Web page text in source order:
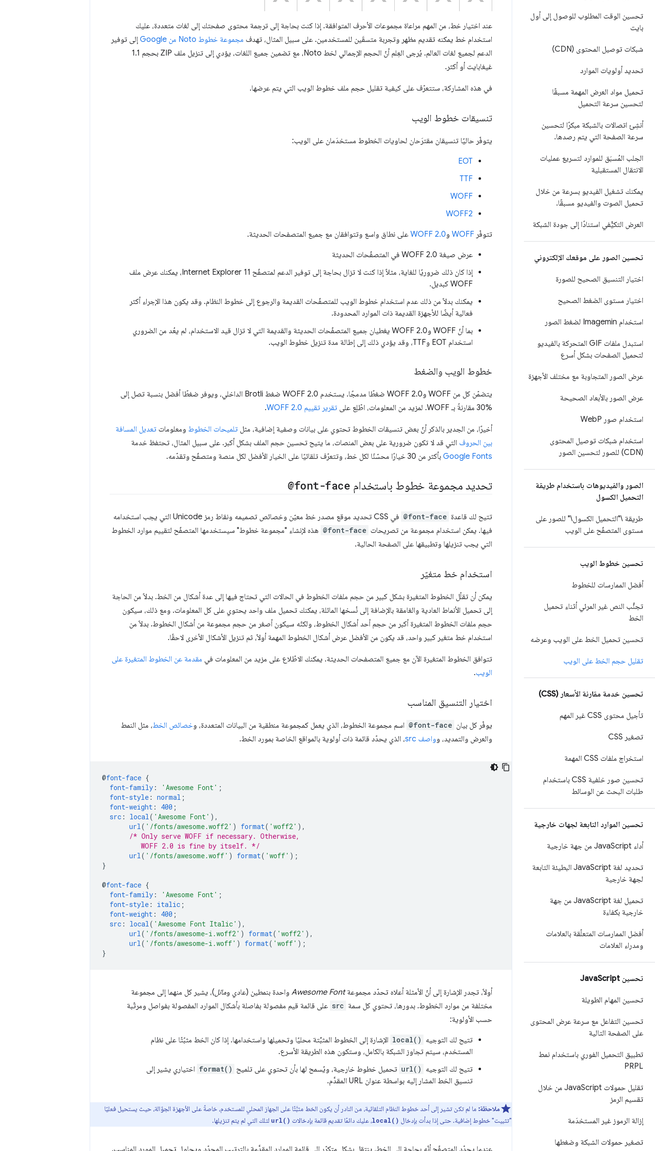
تحسين الوقت المطلوب للوصول إلى أول
بايت
شبكات توصيل المحتوى (CDN)
تحديد أولويات الموارد
تحميل مواد العرض المهمة مسبقًا
لتحسين سرعة التحميل
أنشِئ اتصالات بالشبكة مبكرًا لتحسين
سرعة الصفحة التي يتم رصدها.
الجلب المُسبَق للموارد لتسريع عمليات
الانتقال المستقبلية
يمكنك تشغيل الفيديو بسرعة من خلال
تحميل الصوت والفيديو مسبقًا.
العرض التكيُّفي استنادًا إلى جودة الشبكة
تحسين الصور على موقعك الإلكتروني
اختيار التنسيق الصحيح للصورة
اختيار مستوى الضغط الصحيح
استخدام Imagemin لضغط الصور
استبدل ملفات GIF المتحركة بالفيديو
لتحميل الصفحات بشكل أسرع
عرض الصور المتجاوبة مع مختلف الأجهزة
عرض الصور بالأبعاد الصحيحة
استخدام صور Web P
استخدام شبكات توصيل المحتوى
(CDN) للصور لتحسين الصور
الصور والفيديوهات باستخدام طريقة
التحميل الكسول
طريقة \"التحميل الكسول\" للصور على
مستوى المتصفّح على الويب
تحسين خطوط الويب
أفضل الممارسات للخطوط
تجنُّب النص غير المرئي أثناء تحميل
الخط
تحسين تحميل الخط على الويب وعرضه
تقليل حجم الخط على الويب
تحسين خدمة مقارنة الأسعار (CSS)
تأجيل محتوى CSS غير المهم
تصغير CSS
استخراج ملفات CSS المهمة
تحسين صور خلفية CSS باستخدام
طلبات البحث عن الوسائط
تحسين الموارد التابعة لجهات خارجية
أداء Java Script من جهة خارجية
تحديد لغة Java
Script البطيئة التابعة
لجهة خارجية
تحميل لغة Java
Script من جهة
خارجية بكفاءة
أفضل الممارسات المتعلّقة بالعلامات
ومدراء العلامات
تحسين Java Script
تحسين المهام الطويلة
تحسين التفاعل مع سرعة عرض المحتوى
على الصفحة التالية
تطبيق التحميل الفوري باستخدام نمط
PRPL
تقليل حمولات Java
Script من خلال
تقسيم الرمز
إزالة الرموز غير المستخدَمة
تصغير حمولات الشبكة وضغطها
عند اختيار خط، من المهم مراعاة مجموعات الأحرف المتوافقة. إذا كنت بحاجة إلى ترجمة محتوى صفحتك إلى لغات متعددة، عليك
استخدام خط يمكنه تقديم مظهر وتجربة متسقَين للمستخدمين. على سبيل المثال، تهدف مجموعة خطوط Noto من Google
إلى توفير
الدعم لجميع لغات العالم. يُرجى العِلم أنّ الحجم الإجمالي لخط Noto، مع تضمين جميع اللغات، يؤدي إلى تنزيل ملف ZIP بحجم 1.1
غيغابايت أو أكثر.
في هذه المشاركة، ستتعرّف على كيفية تقليل حجم ملف خطوط الويب التي يتم عرضها.
تنسيقات خطوط الويب
يتوفّر حاليًا تنسيقان مقترَحان لحاويات الخطوط مستخدَمان على الويب:
EOT
TTF
WOFF
WOFF2
تتوفّر WOFF وWOFF 2.0 على نطاق واسع وتتوافقان مع جميع المتصفحات الحديثة.
عرض صيغة WOFF 2.0 في المتصفّحات الحديثة
إذا كان ذلك ضروريًا للغاية، مثلاً إذا كنت لا تزال بحاجة إلى توفير الدعم لمتصفّح Internet Explorer 11، يمكنك عرض ملف
WOFF كبديل.
يمكنك بدلاً من ذلك عدم استخدام خطوط الويب للمتصفّحات القديمة والرجوع إلى خطوط النظام. وقد يكون هذا الإجراء أكثر
فعالية أيضًا للأجهزة القديمة ذات الموارد المحدودة.
بما أنّ WOFF وWOFF 2.0 يغطيان جميع المتصفّحات الحديثة والقديمة التي لا تزال قيد الاستخدام، لم يعُد من الضروري
استخدام EOT وTTF، وقد يؤدي ذلك إلى إطالة مدة تنزيل خطوط الويب.
خطوط الويب والضغط
يتضمّن كل من WOFF وWOFF 2.0 ضغطًا مدمجًا. يستخدم WOFF 2.0 ضغط Brotli الداخلي، ويوفر ضغطًا أفضل بنسبة تصل إلى
‎30% مقارنةً بـ WOFF. لمزيد من المعلومات، اطّلِع على
تقرير تقييم WOFF 2.0 .
أخيرًا، من الجدير بالذكر أنّ بعض تنسيقات الخطوط تحتوي على بيانات وصفية إضافية، مثل تلميحات الخطوط ومعلومات تعديل المسافة
بين الحروف التي قد لا تكون ضرورية على بعض المنصات، ما يتيح تحسين حجم الملف بشكل أكبر. على سبيل المثال، تحتفظ خدمة
Google Fonts بأكثر من 30 خيارًا محسّنًا لكل خط، وتتعرّف تلقائيًا على الخيار الأفضل لكل منصة ومتصفّح وتقدّمه.
تحديد مجموعة خطوط باستخدام @font-face
تتيح لك قاعدة @font-face
في CSS تحديد موقع مصدر خط معيّن وخصائص تصميمه ونقاط رمز Unicode التي يجب استخدامه
فيها. يمكن استخدام مجموعة من تصريحات @font-face هذه لإنشاء "مجموعة خطوط" سيستخدمها المتصفّح لتقييم موارد الخطوط
التي يجب تنزيلها وتطبيقها على الصفحة الحالية.
استخدام خط متغيّر
يمكن أن تقلّل الخطوط المتغيرة بشكل كبير من حجم ملفات الخطوط في الحالات التي تحتاج فيها إلى عدة أشكال من الخط. بدلاً من الحاجة
إلى تحميل الأنماط العادية والغامقة بالإضافة إلى نُسخها المائلة، يمكنك تحميل ملف واحد يحتوي على كل المعلومات. ومع ذلك، سيكون
حجم ملفات الخطوط المتغيرة أكبر من حجم أحد أشكال الخطوط، ولكنّه سيكون أصغر من حجم مجموعة من أشكال الخطوط. بدلاً من
استخدام خط متغير كبير واحد، قد يكون من الأفضل عرض أشكال الخطوط المهمة أولاً، ثم تنزيل الأشكال الأخرى لاحقًا.
تتوافق الخطوط المتغيرة الآن مع جميع المتصفحات الحديثة. يمكنك الاطّلاع على مزيد من المعلومات في مقدمة عن الخطوط المتغيرة على
الويب.
اختيار التنسيق المناسب
يوفّر كل بيان @font-face اسم مجموعة الخطوط، الذي يعمل كمجموعة منطقية من البيانات المتعددة، وخصائص الخط، مثل النمط
والعرض والتمديد، وواصف src ، الذي يحدّد قائمة ذات أولوية بالمواقع الخاصة بمورد الخط.
@font-face {
font-family : 'Awesome Font' ;
font-style : normal ;
font-weight : 400 ;
src : local( 'Awesome Font' ),
url( '/fonts/awesome.woff2' ) format( 'woff2' ),
/* Only serve WOFF if necessary. Otherwise,
          WOFF 2.0 is fine by itself. */
url( '/fonts/awesome.woff' ) format( 'woff' );
}
@font-face {
font-family : 'Awesome Font' ;
font-style : italic ;
font-weight : 400 ;
src : local( 'Awesome Font Italic' ),
url( '/fonts/awesome-i.woff2' ) format( 'woff2' ),
url( '/fonts/awesome-i.woff' ) format( 'woff' );
}
أولاً، تجدر الإشارة إلى أنّ الأمثلة أعلاه تحدّد مجموعةAwesome Font واحدة بنمطين (عادي ومائل)، يشير كل منهما إلى مجموعة
مختلفة من موارد الخطوط. بدورها، تحتوي كل سمة src على قائمة قيم مفصولة بفاصلة بأشكال الموارد المفصولة بفواصل ومرتّبة
حسب الأولوية:
تتيح لك التوجيه local() الإشارة إلى الخطوط المثبَّتة محليًا وتحميلها واستخدامها. إذا كان الخط مثبّتًا على نظام
المستخدم، سيتم تجاوز الشبكة بالكامل، وستكون هذه الطريقة الأسرع.
تتيح لك التوجيه url() تحميل خطوط خارجية، ويُسمح لها بأن تحتوي على تلميح format() اختياري يشير إلى
تنسيق الخط المشار إليه بواسطة عنوان URL المقدَّم.
ملاحظة: ما لم تكن تشير إلى أحد خطوط النظام التلقائية، من النادر أن يكون الخط مثبَّتًا على الجهاز المحلي للمستخدم، خاصةً على الأجهزة الجوّالة، حيث يستحيل فعليًا
"تثبيت" خطوط إضافية. حتى إذا بدأت بإدخال local()، عليك دائمًا تقديم قائمة بإدخالات url() لتلك التي لم يتم تنزيلها.
عندما يحدّد المتصفّح أنّه بحاجة إلى الخط، ينتقل بشكل متكرّر إلى قائمة الموارد المقدَّمة بالترتيب المحدّد ويحاول تحميل المورد المناسب.